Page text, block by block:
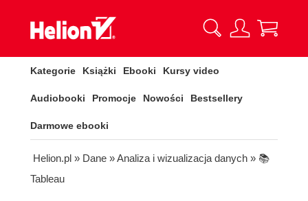
Kategorie Książki Ebooki Kursy video
Audiobooki Promocje Nowości Bestsellery
Darmowe ebooki
Helion.pl » Dane »Analiza i wizualizacja danych » 📚
Tableau